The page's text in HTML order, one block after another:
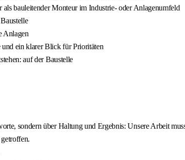
bauleitender Monteur im Industrie‑ oder Anlagenumfeld
Anlagen
ein klarer Blick für Prioritäten
auf der Baustelle
sondern über Haltung und Ergebnis: Unsere Arbeit